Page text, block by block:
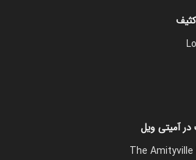
آمیتی ویل
The Amityville